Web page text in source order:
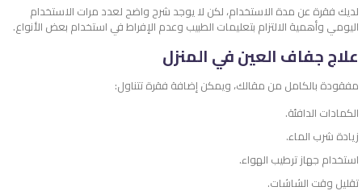
لديك فقرة عن مدة الاستخدام، لكن لا يوجد شرح واضح لعدد مرات الاستخدام
اليومي وأهمية الالتزام بتعليمات الطبيب وعدم الإفراط في استخدام بعض الأنواع.
علاج جفاف العين في المنزل
مفقودة بالكامل من مقالك، ويمكن إضافة فقرة تتناول:
الكمادات الدافئة.
زيادة شرب الماء.
استخدام جهاز ترطيب الهواء.
تقليل وقت الشاشات.